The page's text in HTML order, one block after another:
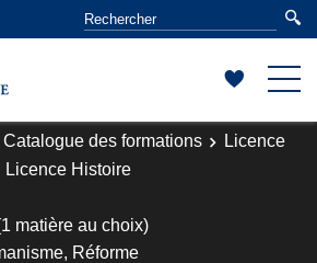
Catalogue des formations
Licence
Licence Histoire
matière au choix)
Réforme